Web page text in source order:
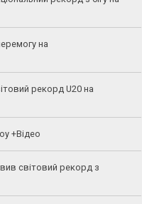
на
рекорд U20 на
+Відео
світовий рекорд з